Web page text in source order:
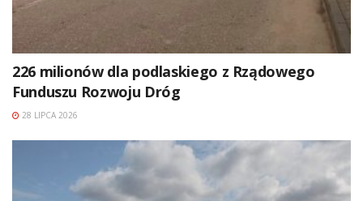
226 milionów dla podlaskiego z Rządowego
Funduszu Rozwoju Dróg
28 LIPCA 2026